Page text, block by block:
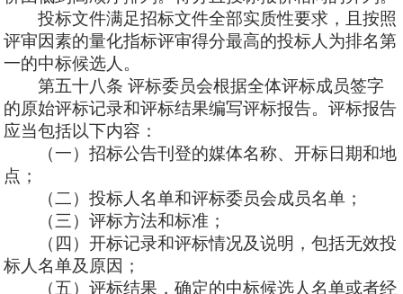
投标文件满足招标文件全部实质性要求，且按照
评审因素的量化指标评审得分最高的投标人为排名第
一的中标候选人。
第五十八条 评标委员会根据全体评标成员签字
的原始评标记录和评标结果编写评标报告。评标报告
应当包括以下内容：
（一）招标公告刊登的媒体名称、开标日期和地
点；
（二）投标人名单和评标委员会成员名单；
（三）评标方法和标准；
（四）开标记录和评标情况及说明，包括无效投
标人名单及原因；
（五）评标结果，确定的中标候选人名单或者经